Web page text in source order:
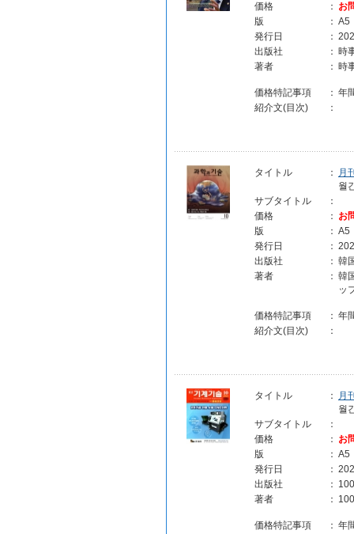
価格
： お
版
： A5
発行日
：
出版社
： 時
著者
： 時
価格特記事項 ： 年
紹介文(目次)
：
タイトル ：
月
월
サブタイトル
：
価格
： お
版
： A5
発行日
：
出版社
： 韓
著者
： 韓
ッ
価格特記事項 ： 年
紹介文(目次)
：
タイトル ：
月
월
サブタイトル
：
価格
： お
版
： A5
発行日
：
出版社
：
著者
：
価格特記事項 ： 年